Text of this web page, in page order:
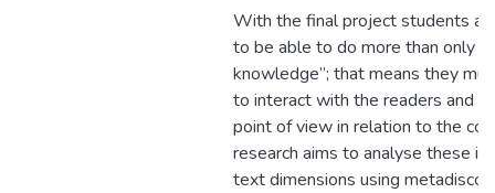
With the final project students
to be able to do more than only
knowledge”; that means they
to interact with the readers and
point of view in relation to the
research aims to analyse these
text dimensions using